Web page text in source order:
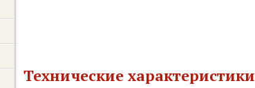
Технические характеристики